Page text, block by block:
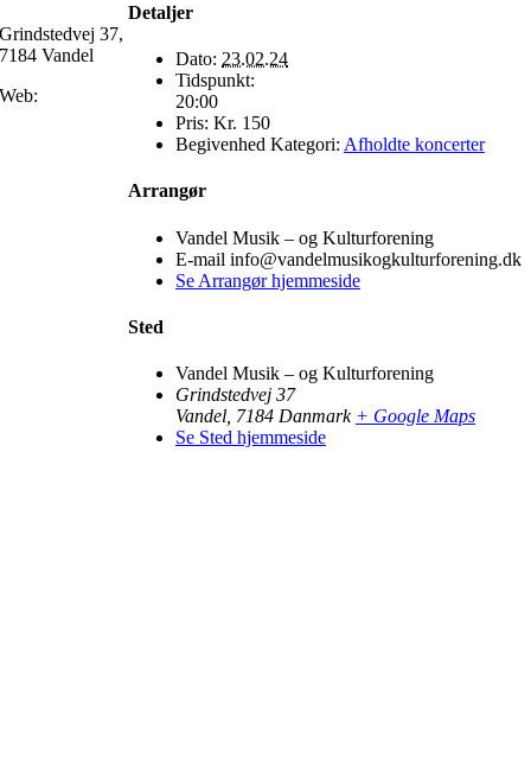
Detaljer
Dato: 23.02.24
Tidspunkt:
20:00
Pris: Kr. 150
Begivenhed Kategori: Afholdte koncerter
Arrangør
Vandel Musik – og Kulturforening
E-mail info@vandelmusikogkulturforening.dk
Se Arrangør hjemmeside
Sted
Vandel Musik – og Kulturforening
Grindstedvej 37
Vandel 7184 Danmark + Google Maps
Se Sted hjemmeside
Grindstedvej 37,
7184 Vandel
Web: